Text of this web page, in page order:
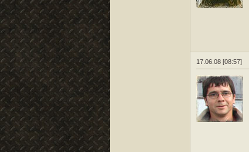
17.06.08 [08:57]